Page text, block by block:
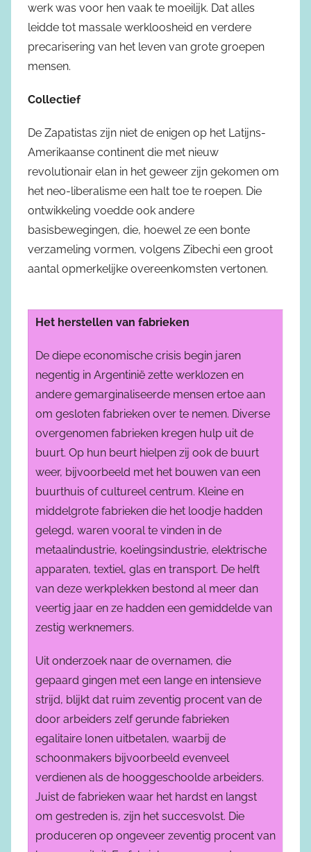
werk was voor hen vaak te moeilijk. Dat alles
leidde tot massale werkloosheid en verdere
precarisering van het leven van grote groepen
mensen.
Collectief
De Zapatistas zijn niet de enigen op het Latijns-
Amerikaanse continent die met nieuw
revolutionair elan in het geweer zijn gekomen om
het neo-liberalisme een halt toe te roepen. Die
ontwikkeling voedde ook andere
basisbewegingen, die, hoewel ze een bonte
verzameling vormen, volgens Zibechi een groot
aantal opmerkelijke overeenkomsten vertonen.
Het herstellen van fabrieken
De diepe economische crisis begin jaren
negentig in Argentinië zette werklozen en
andere gemarginaliseerde mensen ertoe aan
om gesloten fabrieken over te nemen. Diverse
overgenomen fabrieken kregen hulp uit de
buurt. Op hun beurt hielpen zij ook de buurt
weer, bijvoorbeeld met het bouwen van een
buurthuis of cultureel centrum. Kleine en
middelgrote fabrieken die het loodje hadden
gelegd, waren vooral te vinden in de
metaalindustrie, koelingsindustrie, elektrische
apparaten, textiel, glas en transport. De helft
van deze werkplekken bestond al meer dan
veertig jaar en ze hadden een gemiddelde van
zestig werknemers.
Uit onderzoek naar de overnamen, die
gepaard gingen met een lange en intensieve
strijd, blijkt dat ruim zeventig procent van de
door arbeiders zelf gerunde fabrieken
egalitaire lonen uitbetalen, waarbij de
schoonmakers bijvoorbeeld evenveel
verdienen als de hooggeschoolde arbeiders.
Juist de fabrieken waar het hardst en langst
om gestreden is, zijn het succesvolst. Die
produceren op ongeveer zeventig procent van